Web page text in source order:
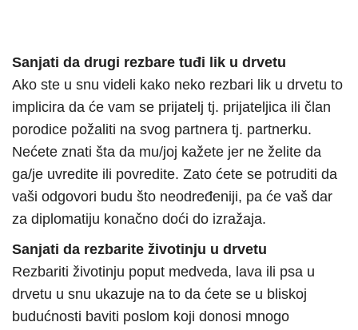
Sanjati da drugi rezbare tuđi lik u drvetu
Ako ste u snu videli kako neko rezbari lik u drvetu to
implicira da će vam se prijatelj tj. prijateljica ili član
porodice požaliti na svog partnera tj. partnerku.
Nećete znati šta da mu/joj kažete jer ne želite da
ga/je uvredite ili povredite. Zato ćete se potruditi da
vaši odgovori budu što neodređeniji, pa će vaš dar
za diplomatiju konačno doći do izražaja.
Sanjati da rezbarite životinju u drvetu
Rezbariti životinju poput medveda, lava ili psa u
drvetu u snu ukazuje na to da ćete se u bliskoj
budućnosti baviti poslom koji donosi mnogo